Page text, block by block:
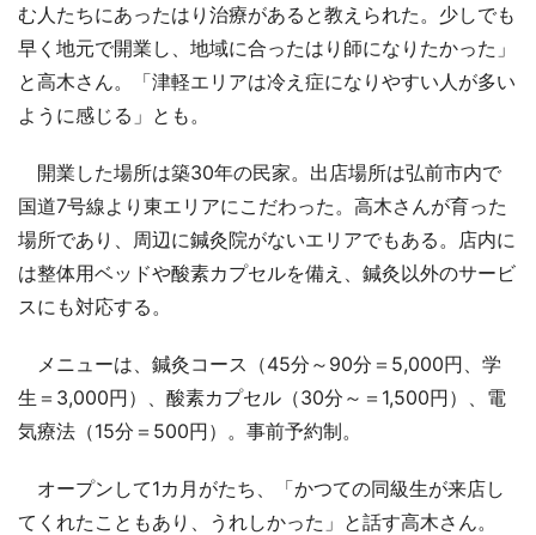
む人たちにあったはり治療があると教えられた。少しでも
早く地元で開業し、地域に合ったはり師になりたかった」
と高木さん。「津軽エリアは冷え症になりやすい人が多い
ように感じる」とも。
開業した場所は築30年の民家。出店場所は弘前市内で
国道7号線より東エリアにこだわった。高木さんが育った
場所であり、周辺に鍼灸院がないエリアでもある。店内に
は整体用ベッドや酸素カプセルを備え、鍼灸以外のサービ
スにも対応する。
メニューは、鍼灸コース（45分～90分＝5,000円、学
生＝3,000円）、酸素カプセル（30分～＝1,500円）、電
気療法（15分＝500円）。事前予約制。
オープンして1カ月がたち、「かつての同級生が来店し
てくれたこともあり、うれしかった」と話す高木さん。